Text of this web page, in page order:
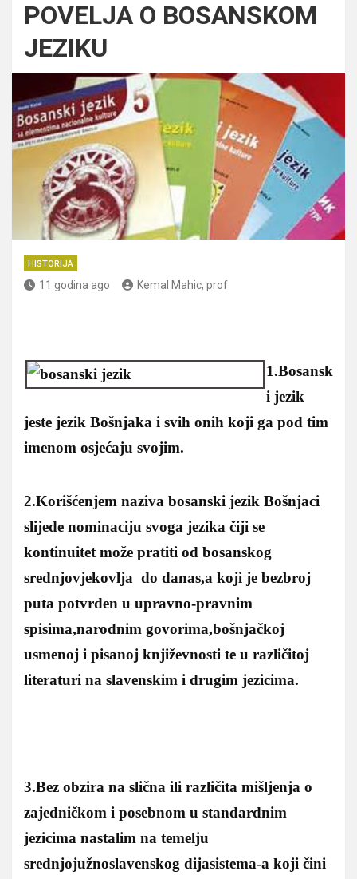
POVELJA O BOSANSKOM
JEZIKU
HISTORIJA
11 godina ago Kemal Mahic, prof
1.Bosansk
i jezik
jeste jezik Bošnjaka i svih onih koji ga pod tim
imenom osjećaju svojim.
2.Korišćenjem naziva bosanski jezik Bošnjaci
slijede nominaciju svoga jezika čiji se
kontinuitet može pratiti od bosanskog
srednjovjekovlja do danas,a koji je bezbroj
puta potvrđen u upravno-pravnim
spisima,narodnim govorima,bošnjačkoj
usmenoj i pisanoj književnosti te u različitoj
literaturi na slavenskim i drugim jezicima.
3.Bez obzira na slična ili različita mišljenja o
zajedničkom i posebnom u standardnim
jezicima nastalim na temelju
srednjojužnoslavenskog dijasistema-a koji čini